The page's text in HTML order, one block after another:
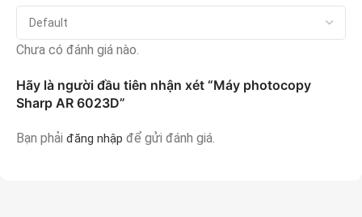
Chưa có đánh giá nào.
Hãy là người đầu tiên nhận xét “Máy photocopy
Sharp AR 6023D”
Bạn phải đăng nhập để gửi đánh giá.